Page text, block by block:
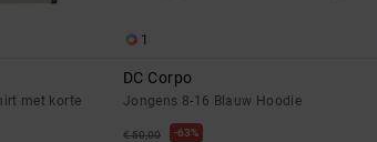
met korte
1
DC Corpo
Jongens 8-16 Blauw Hoodie
€ 50,00 63%